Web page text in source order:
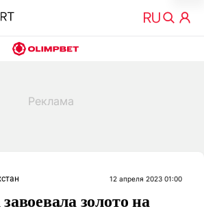
12 апреля 2023 01:00
золото на